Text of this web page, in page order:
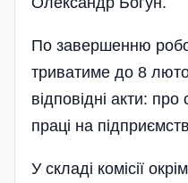
По завершенню
триватиме до 8
відповідні акти:
праці на
У складі комісії